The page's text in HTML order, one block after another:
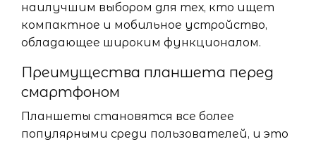
наилучшим выбором для тех, кто ищет
компактное и мобильное устройство,
обладающее широким функционалом.
Преимущества планшета перед
смартфоном
Планшеты становятся все более
популярными среди пользователей, и это